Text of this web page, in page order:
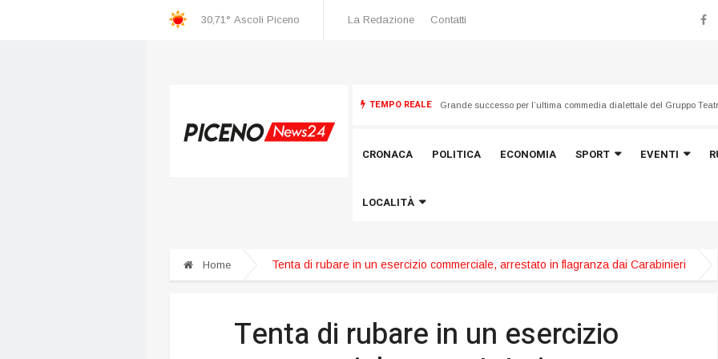
30,71° Ascoli Piceno La Redazione Contatti
TEMPO REALE
Emergenza maltempo del 21 luglio, avviata la ricognizione dei
CRONACA POLITICA ECONOMIA SPORT EVENTI
LOCALITÀ
Home Tenta di rubare in un esercizio commerciale, arrestato in flagranza dai Carabinieri
Tenta di rubare in un esercizio